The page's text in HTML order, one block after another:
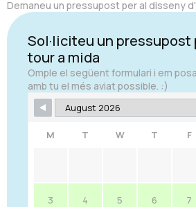
Demaneu un pressupost per al disseny
Sol·liciteu un pressupost
tour a mida
Omple el següent formulari i em
amb tu el més aviat possible. :)
M T W T F
3 4 5 6 7